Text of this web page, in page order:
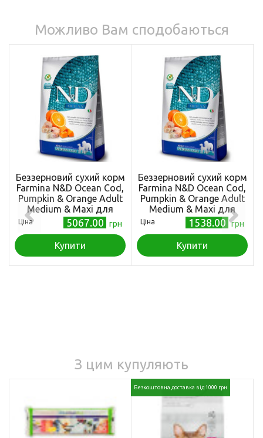
Можливо Вам сподобаються
Беззерновий сухий корм
Farmina N&D Ocean Cod,
Pumpkin & Orange Adult
Medium & Maxi для
собак середніх і великих
порід, з тріскою та
апельсином, 12 кг
Ціна 5067.00 грн
Купити
Беззерновий сухий корм
Farmina N&D Ocean Cod,
Pumpkin & Orange Adult
Medium & Maxi для
собак середніх і великих
порід, з тріскою та
апельсином, 2,5 кг
Ціна 1538.00 грн
Купити
З цим купуляють
Безкоштовна доставка від 1000 грн